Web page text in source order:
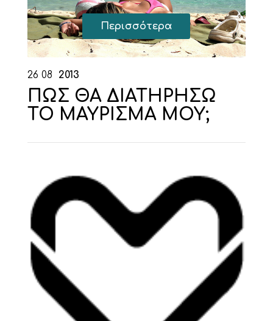
Περισσότερα
26 08 2013
ΠΩΣ ΘΑ ΔΙΑΤΗΡΗΣΩ
ΤΟ ΜΑΥΡΙΣΜΑ ΜΟΥ;